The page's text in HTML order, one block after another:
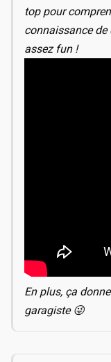
top pour
connaissance de
assez fun !
En plus, ça
garagiste 😜